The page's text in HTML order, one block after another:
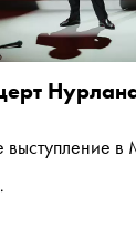
выступление в